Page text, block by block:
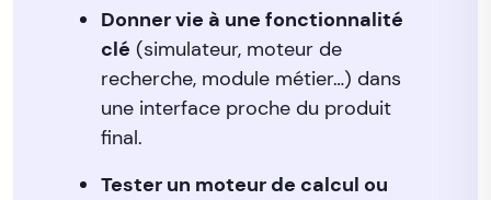
Donner vie à une fonctionnalité
clé (simulateur, moteur de
recherche, module métier…) dans
une interface proche du produit
final.
Tester un moteur de calcul ou